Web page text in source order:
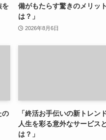
を
備がもたらす驚きのメリッ
は？」
2026年8月6日
の
「終活お手伝いの新トレン
人生を彩る意外なサービスと
は？」